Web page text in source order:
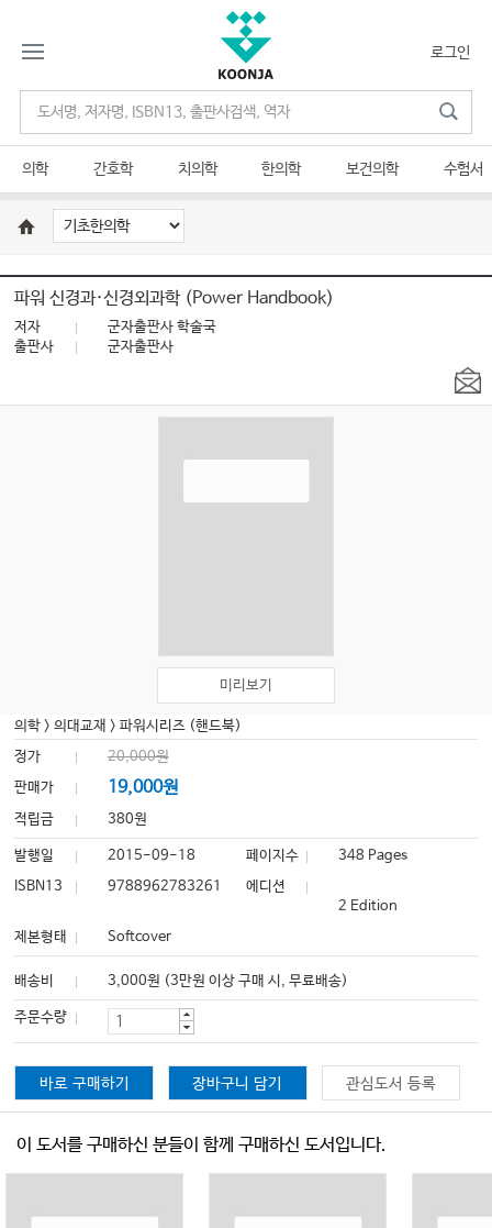
로그인
의학 간호학 치의학 한의학 보건의학 수험서
파워 신경과·신경외과학 (Power Handbook)
저자
군자출판사 학술국
출판사
군자출판사
미리보기
의학 >의대교재 >파워시리즈 (핸드북)
정가
20,000원
판매가
19,000원
적립금 380원
발행일 2015-09-18 페이지수
348 Pages
ISBN13
9788962783261
에디션
2 Edition
제본형태
Softcover
배송비 3,000원 (3만원 이상 구매 시, 무료배송)
주문수량
바로 구매하기 장바구니 담기 관심도서 등록
이 도서를 구매하신 분들이 함께 구매하신 도서입니다.